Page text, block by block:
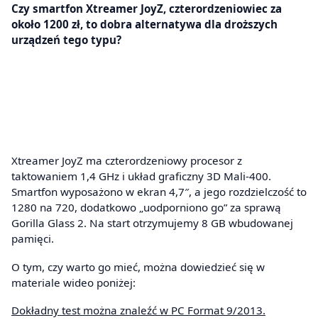
Czy smartfon Xtreamer JoyZ, czterordzeniowiec za
około 1200 zł, to dobra alternatywa dla droższych
urządzeń tego typu?
Xtreamer JoyZ ma czterordzeniowy procesor z
taktowaniem 1,4 GHz i układ graficzny 3D Mali-400.
Smartfon wyposażono w ekran 4,7″, a jego rozdzielczość to
1280 na 720, dodatkowo „uodporniono go” za sprawą
Gorilla Glass 2. Na start otrzymujemy 8 GB wbudowanej
pamięci.
O tym, czy warto go mieć, można dowiedzieć się w
materiale wideo poniżej:
Dokładny test można znaleźć w PC Format 9/2013.